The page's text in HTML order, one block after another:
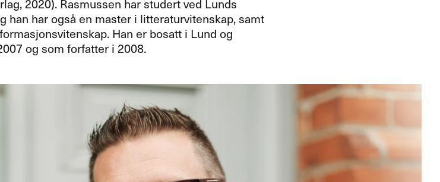
2020). Rasmussen har studert ved Lunds
han har også en master i litteraturvitenskap, samt
Han er bosatt i Lund og
og som forfatter i 2008.